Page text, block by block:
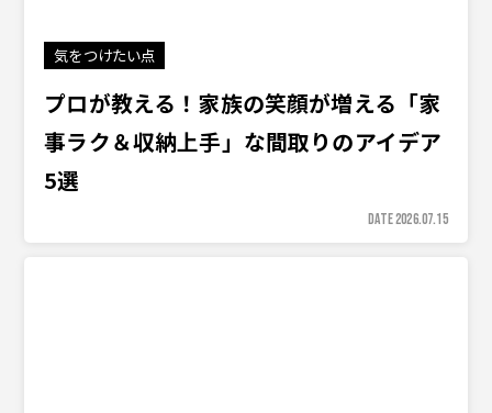
気をつけたい点
プロが教える！家族の笑顔が増える「家
事ラク＆収納上手」な間取りのアイデア
5選
DATE 2026.07.15